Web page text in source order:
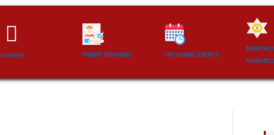
Location PANDIT BOOKING UPCOMING EVENTS
MONTHLY